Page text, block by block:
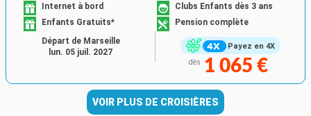
Payez en 4X
Internet à bord
Clubs Enfants dès 3 ans
Enfants Gratuits*
Pension complète
dès 1 065 €
Départ de Marseille
lun. 05 juil. 2027
VOIR PLUS DE CROISIÈRES